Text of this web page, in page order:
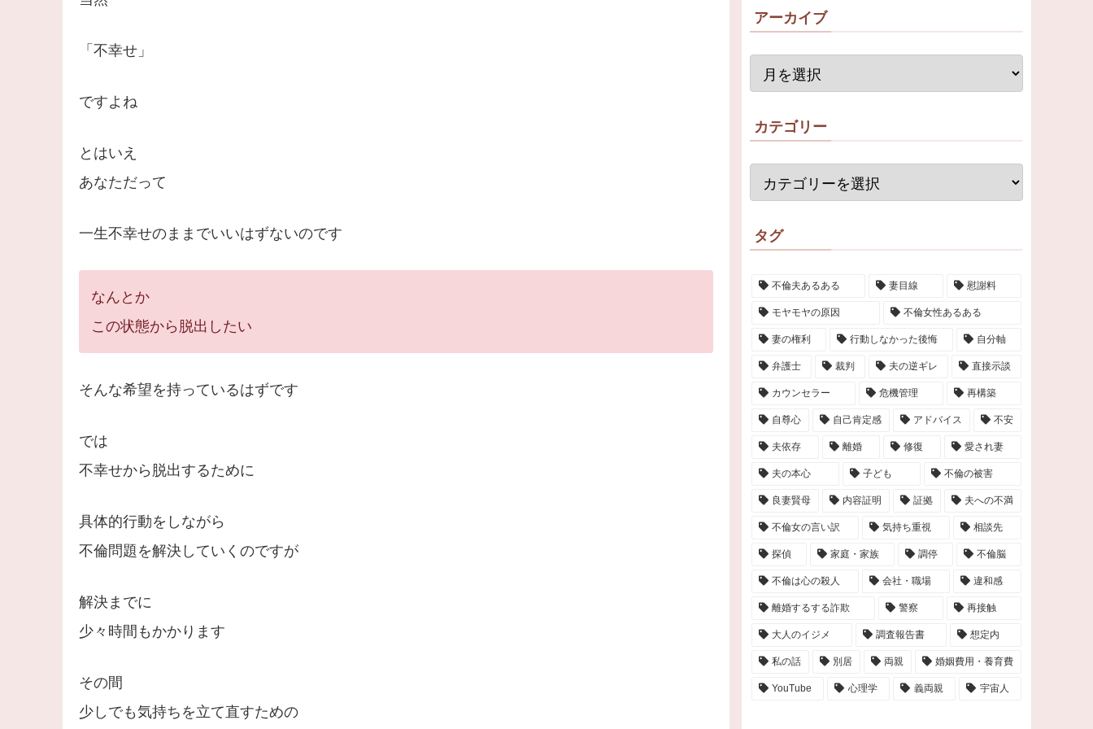
「不幸せ」
ですよね
とはいえ
あなただって
一生不幸せのままでいいはずないのです
なんとか
この状態から脱出したい
そんな希望を持っているはずです
では
不幸せから脱出するために
具体的行動をしながら
不倫問題を解決していくのですが
解決までに
少々時間もかかります
その間
少しでも気持ちを立て直すための
アーカイブ
カテゴリー
タグ
不倫夫あるある 妻目線 慰謝料
モヤモヤの原因 不倫女性あるある
妻の権利 行動しなかった後悔 自分軸
弁護士 裁判 夫の逆ギレ 直接示談
カウンセラー 危機管理 再構築
自尊心 自己肯定感 アドバイス 不安
夫依存 離婚 修復 愛され妻
夫の本心 子ども 不倫の被害
良妻賢母 内容証明 証拠 夫への不満
不倫女の言い訳 気持ち重視 相談先
探偵 家庭・家族 調停 不倫脳
不倫は心の殺人 会社・職場 違和感
離婚するする詐欺 警察 再接触
大人のイジメ 調査報告書 想定内
私の話 別居 両親 婚姻費用・養育費
YouTube 心理学 義両親 宇宙人